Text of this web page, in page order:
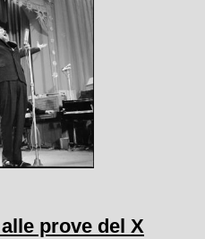
prove del X